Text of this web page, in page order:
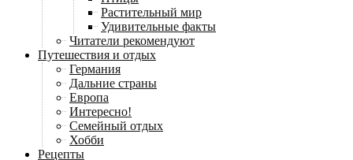
Растительный мир
Удивительные факты
Читатели рекомендуют
Путешествия и отдых
Германия
Дальние страны
Европа
Интересно!
Семейный отдых
Хобби
Рецепты